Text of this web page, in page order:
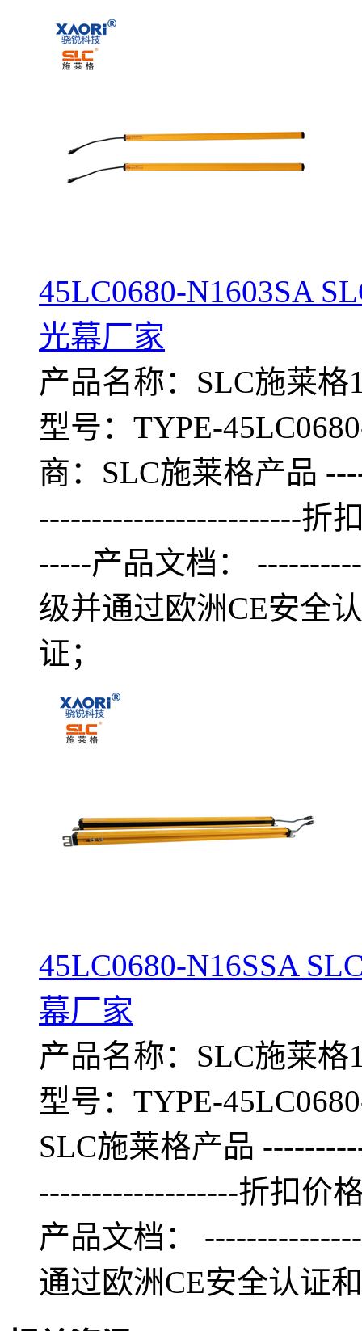
45LC0680-N1603SA
光幕厂家
产品名称：SLC施莱
型号：TYPE-
商：SLC施莱格产品
-------------------------折
-----产品文档：
级并通过欧洲CE安全
证；
45LC0680-N16SSA
幕厂家
产品名称：SLC施莱
型号：TYPE-
SLC施莱格产品
-------------------折扣价
产品文档：
通过欧洲CE安全认证